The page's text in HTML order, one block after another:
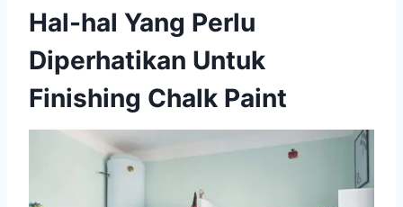
Hal-hal Yang Perlu
Diperhatikan Untuk
Finishing Chalk Paint